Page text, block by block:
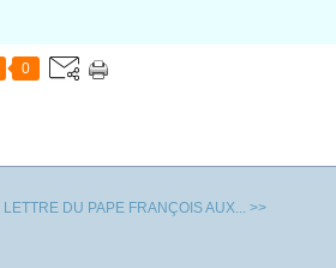
0
LETTRE DU PAPE FRANÇOIS AUX... >>